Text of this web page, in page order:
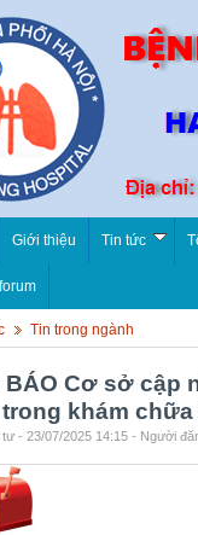
Giới thiệu Tin tức
forum
Tin trong ngành
BÁO Cơ sở cập
trong khám
- 23/07/2025 14:15 - Người